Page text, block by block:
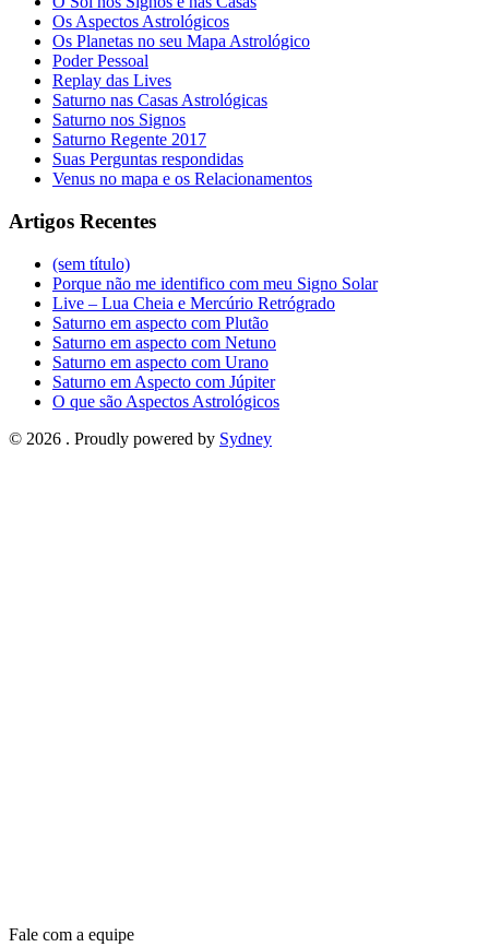
Os Aspectos Astrológicos
Os Planetas no seu Mapa Astrológico
Poder Pessoal
Replay das Lives
Saturno nas Casas Astrológicas
Saturno nos Signos
Saturno Regente 2017
Suas Perguntas respondidas
Venus no mapa e os Relacionamentos
Artigos Recentes
(sem título)
Porque não me identifico com meu Signo Solar
Live – Lua Cheia e Mercúrio Retrógrado
Saturno em aspecto com Plutão
Saturno em aspecto com Netuno
Saturno em aspecto com Urano
Saturno em Aspecto com Júpiter
O que são Aspectos Astrológicos
© 2026 . Proudly powered by Sydney
Fale com a equipe